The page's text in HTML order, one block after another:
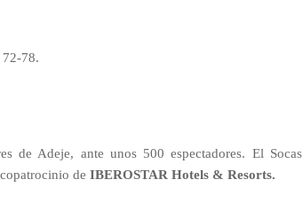
72-78.
de Adeje, ante unos 500 espectadores. El Socas
de IBEROSTAR Hotels & Resorts.